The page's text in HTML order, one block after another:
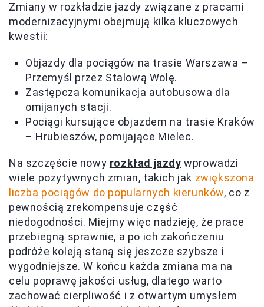
Zmiany w rozkładzie jazdy związane z pracami
modernizacyjnymi obejmują kilka kluczowych
kwestii:
Objazdy dla pociągów na trasie Warszawa –
Przemyśl przez Stalową Wolę.
Zastępcza komunikacja autobusowa dla
omijanych stacji.
Pociągi kursujące objazdem na trasie Kraków
– Hrubieszów, pomijające Mielec.
Na szczęście nowy rozkład jazdy wprowadzi
wiele pozytywnych zmian, takich jak zwiększona
liczba pociągów do popularnych kierunków, co z
pewnością zrekompensuje część
niedogodności. Miejmy więc nadzieję, że prace
przebiegną sprawnie, a po ich zakończeniu
podróże koleją staną się jeszcze szybsze i
wygodniejsze. W końcu każda zmiana ma na
celu poprawę jakości usług, dlatego warto
zachować cierpliwość i z otwartym umysłem